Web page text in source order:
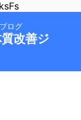
ログ
改善ジ